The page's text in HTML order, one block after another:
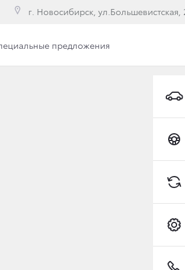
г. Новосибирск, ул.Большевистская,
предложения
И ЦЕНЫ